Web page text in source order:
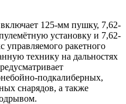
125-мм пушку, 7,62-
установку и 7,62-
ракетного
технику на дальностях
подкалиберных,
снарядов, а также